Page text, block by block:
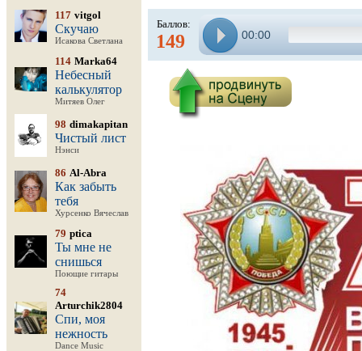
117 vitgol
Скучаю
Исакова Светлана
114 Marka64
Небесный
калькулятор
Митяев Олег
98 dimakapitan
Чистый лист
Нэнси
86 Al-Abra
Как забыть
тебя
Хурсенко Вячеслав
79 ptica
Ты мне не
снишься
Поющие гитары
74
Arturchik2804
Спи, моя
нежность
Dance Music
Баллов:
149 00:00